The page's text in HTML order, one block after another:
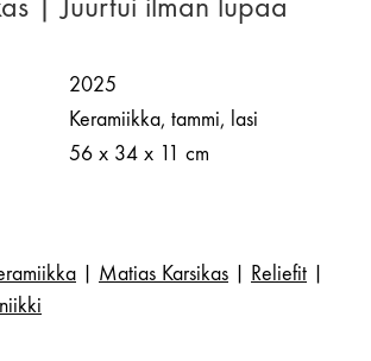
2025
Keramiikka, tammi, lasi
56 x 34 x 11 cm
Matias Karsikas Reliefit